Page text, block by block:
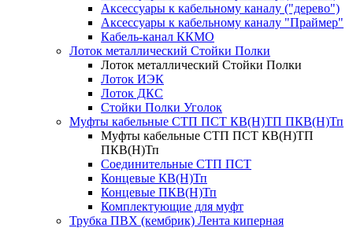
Аксессуары к кабельному каналу ("дерево")
Аксессуары к кабельному каналу "Праймер"
Кабель-канал ККМО
Лоток металлический Стойки Полки
Лоток металлический Стойки Полки
Лоток ИЭК
Лоток ДКС
Стойки Полки Уголок
Муфты кабельные СТП ПСТ КВ(Н)ТП ПКВ(Н)Тп
Муфты кабельные СТП ПСТ КВ(Н)ТП
ПКВ(Н)Тп
Соединительные СТП ПСТ
Концевые КВ(Н)Тп
Концевые ПКВ(Н)Тп
Комплектующие для муфт
Трубка ПВХ (кембрик) Лента киперная